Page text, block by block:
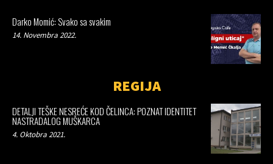
Darko Momić: Svako sa svakim
14. Novembra 2022.
REGIJA
DETALJI TEŠKE NESREĆE KOD ČELINCA: POZNAT IDENTITET
NASTRADALOG MUŠKARCA
4. Oktobra 2021.